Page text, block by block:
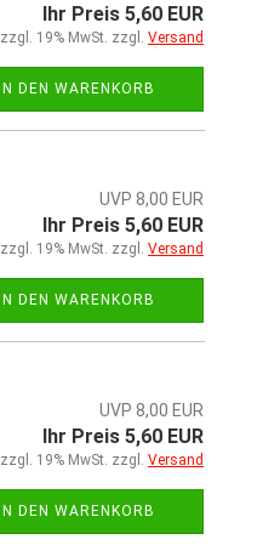
Ihr Preis 5,60 EUR
zzgl. 19% MwSt. zzgl. Versand
IN DEN WARENKORB
UVP 8,00 EUR
Ihr Preis 5,60 EUR
zzgl. 19% MwSt. zzgl. Versand
IN DEN WARENKORB
UVP 8,00 EUR
Ihr Preis 5,60 EUR
zzgl. 19% MwSt. zzgl. Versand
IN DEN WARENKORB